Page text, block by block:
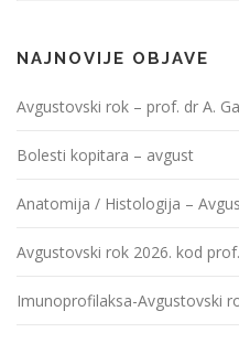
NAJNOVIJE OBJAVE
Avgustovski rok – prof. dr A.
Bolesti kopitara – avgust
Anatomija / Histologija –
Avgustovski rok 2026. kod
Imunoprofilaksa-Avgustovski